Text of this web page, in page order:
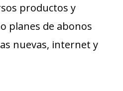
productos y
planes de abonos
nuevas, internet y